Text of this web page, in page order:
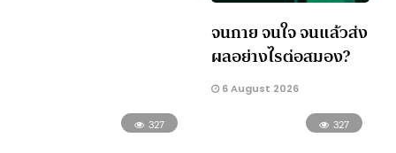
จนกาย จนใจ จนแล้วส่ง
ผลอย่างไรต่อสมอง?
6 August 2026
327 327